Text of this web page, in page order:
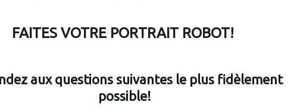
FAITES VOTRE PORTRAIT ROBOT!
aux questions suivantes le plus fidèlement
possible!